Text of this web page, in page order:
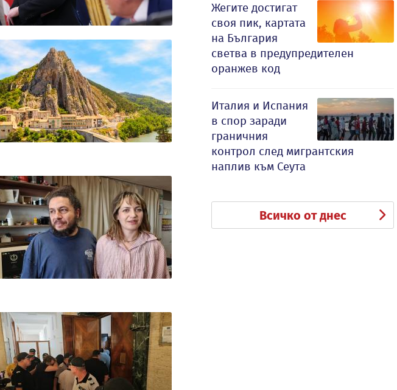
Жегите достигат
своя пик, картата
на България
светва в предупредителен
оранжев код
Италия и Испания
в спор заради
граничния
контрол след мигрантския
наплив към Сеута
Всичко от днес